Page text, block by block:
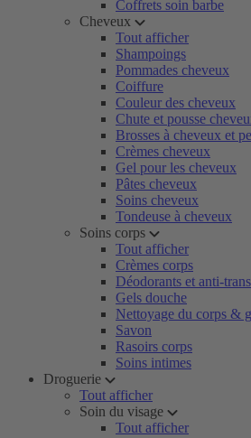
Coffrets soin barbe
Cheveux
Tout afficher
Shampoings
Pommades cheveux
Coiffure
Couleur des cheveux
Chute et pousse
Brosses à cheveux et
Crèmes cheveux
Gel pour les cheveux
Pâtes cheveux
Soins cheveux
Tondeuse à cheveux
Soins corps
Tout afficher
Crèmes corps
Déodorants et anti-
Gels douche
Nettoyage du corps &
Savon
Rasoirs corps
Soins intimes
Droguerie
Tout afficher
Soin du visage
Tout afficher